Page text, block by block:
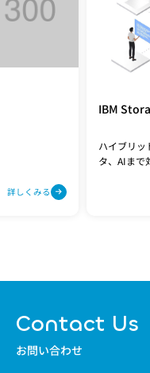
詳しくみる
IBM
ハイブリッ
タ、AIまで
Contact Us
お問い合わせ